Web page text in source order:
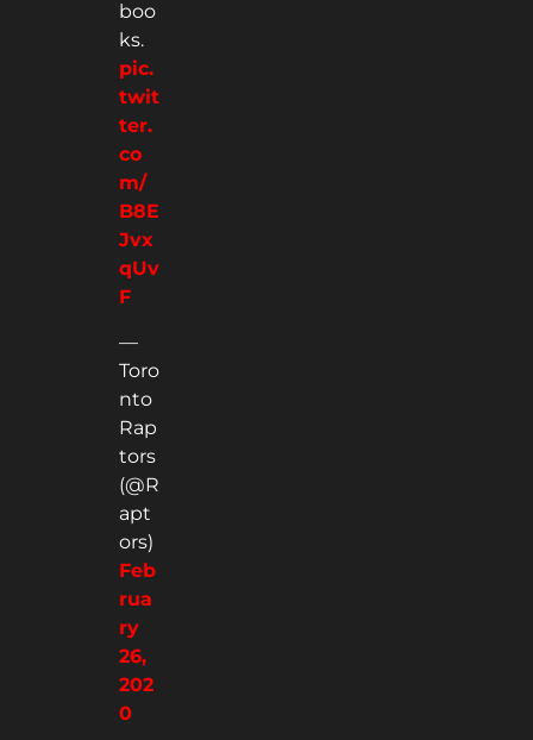
boo
ks.
pic.
twit
ter.
co
m/
B8E
Jvx
qUv
F
—
Toro
nto
Rap
tors
(@R
apt
ors)
Feb
rua
ry
26,
202
0